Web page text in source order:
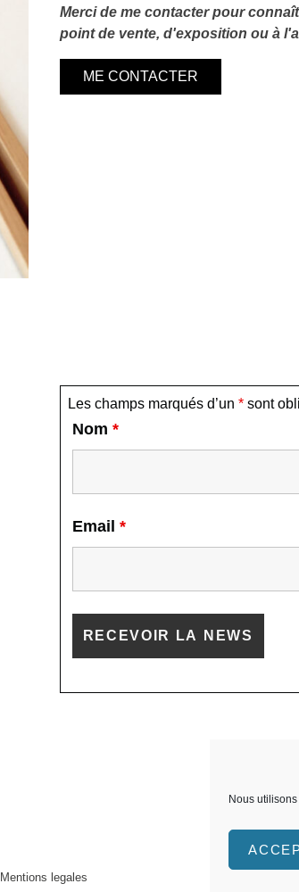
Nous
Merci de me contacter pour
point de vente, d'exposition ou à
ME CONTACTER
Les champs marqués d’un *sont
Nom *
Email *
Mentions legales